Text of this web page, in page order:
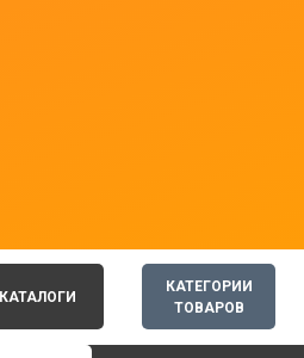
КАТЕГОРИИ
ТОВАРОВ
КАТАЛОГИ